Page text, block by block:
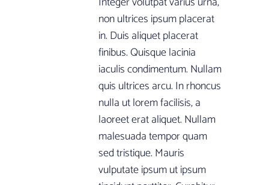
non ultrices ipsum placerat
in. Duis aliquet placerat
finibus. Quisque lacinia
iaculis condimentum. Nullam
quis ultrices arcu. In rhoncus
nulla ut lorem facilisis, a
laoreet erat aliquet. Nullam
malesuada tempor quam
sed tristique. Mauris
vulputate ipsum ut ipsum